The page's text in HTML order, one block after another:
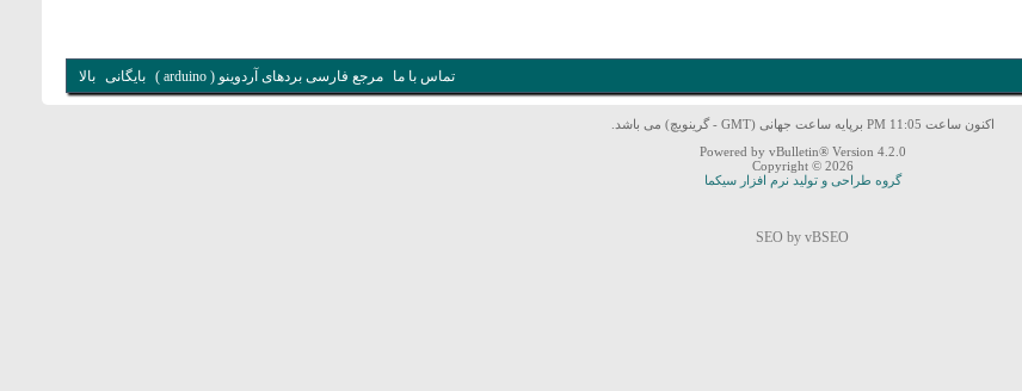
تماس با ما مرجع فارسی بردهای آردوینو ( arduino ) بایگانی بالا
اکنون ساعت 11:05 PM برپایه ساعت جهانی (GMT - گرینویچ) می باشد.
Powered by vBulletin® Version 4.2.0
Copyright © 2026
گروه طراحی و تولید نرم افزار سیکما
SEO by vBSEO